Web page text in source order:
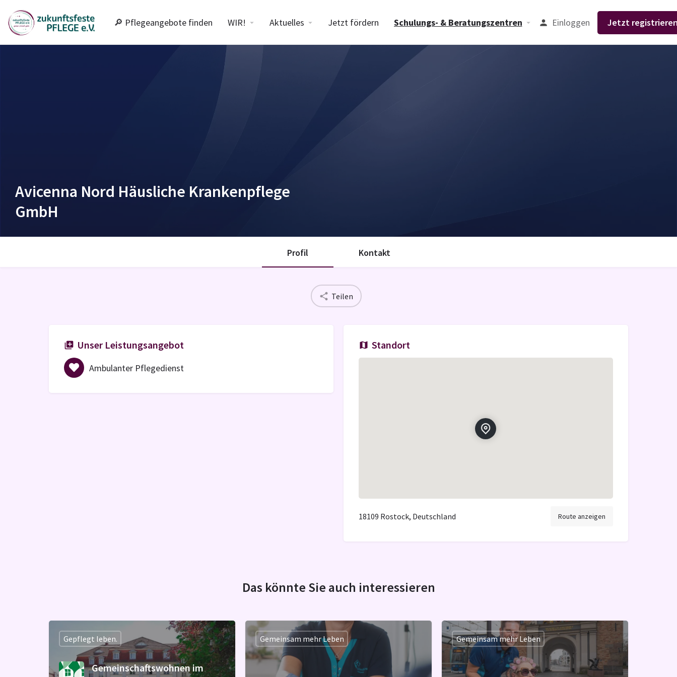
🔎 Pflegeangebote finden WIR! Aktuelles Jetzt fördern Schulungs- & Beratungszentren Einloggen Jetzt
Avicenna Nord Häusliche Krankenpflege
GmbH
Profil Kontakt
Teilen
Unser Leistungsangebot
Ambulanter Pflegedienst
Standort
18109 Rostock, Deutschland Route anzeigen
Das könnte Sie auch interessieren
Gemeinschaftswohnen im
Gepflegt leben. Gemeinsam mehr Leben Gemeinsam mehr Leben